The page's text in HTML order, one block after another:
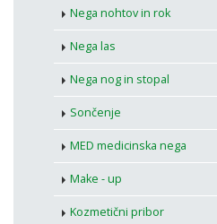
Nega nohtov in rok
Nega las
Nega nog in stopal
Sončenje
MED medicinska nega
Make - up
Kozmetični pribor